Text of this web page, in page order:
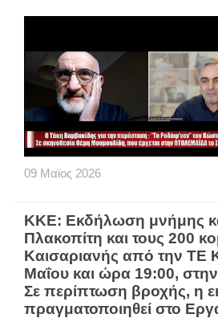
09 Μαϊος 2026
ΚΚΕ: Εκδήλωση μνήμης
Πλακοπίτη και τους 200
Καισαριανής από την ΤΕ
Μαΐου και ώρα 19:00, στην
Σε περίπτωση βροχής, η
πραγματοποιηθεί στο